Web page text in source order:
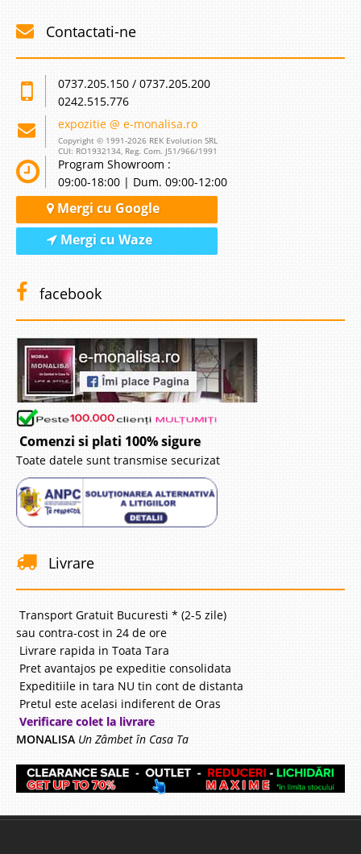
Contactati-ne
0737.205.150 / 0737.205.200
0242.515.776
expozitie @ e-monalisa.ro
Copyright © 1991-2026 REK Evolution SRL
CUI: RO1932134, Reg. Com. J51/966/1991
Program Showroom :
09:00-18:00 | Dum. 09:00-12:00
Mergi cu Google
Mergi cu Waze
facebook
Comenzi si plati 100% sigure
Toate datele sunt transmise securizat
Livrare
Transport Gratuit Bucuresti * (2-5 zile)
sau contra-cost in 24 de ore
Livrare rapida in Toata Tara
Pret avantajos pe expeditie consolidata
Expeditiile in tara NU tin cont de distanta
Pretul este acelasi indiferent de Oras
Verificare colet la livrare
MONALISA Un Zâmbet în Casa Ta